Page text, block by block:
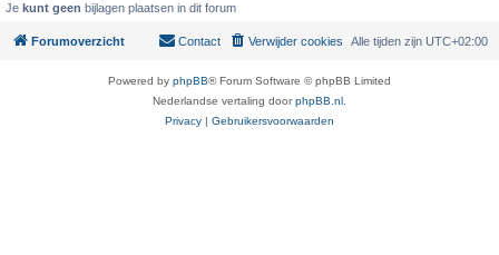
Je kunt geen bijlagen plaatsen in dit forum
Forumoverzicht Alle tijden zijn UTC+02:00
Verwijder cookies
Contact
Powered by phpBB® Forum Software © phpBB Limited
Nederlandse vertaling doorphpBB.nl
Privacy | Gebruikersvoorwaarden